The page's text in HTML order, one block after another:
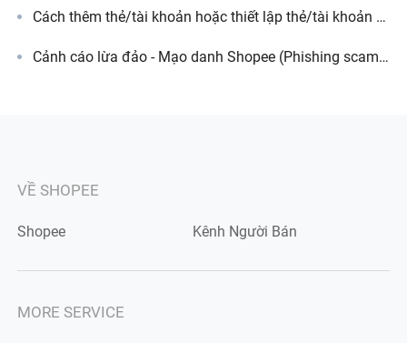
Cách thêm thẻ/tài khoản hoặc thiết lập thẻ/tài khoản ngân hàng mặc định vào tài khoản Shopee?
Cảnh cáo lừa đảo - Mạo danh Shopee (Phishing scam) là gì?
VỀ SHOPEE
Shopee Kênh Người Bán
MORE SERVICE